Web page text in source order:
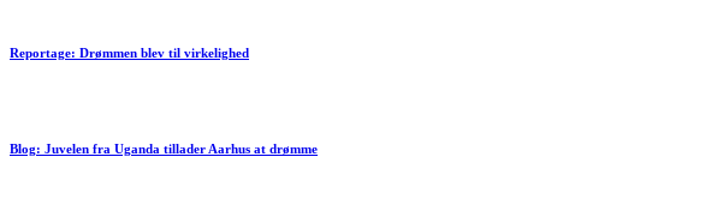
Reportage: Drømmen blev til virkelighed
Blog: Juvelen fra Uganda tillader Aarhus at drømme